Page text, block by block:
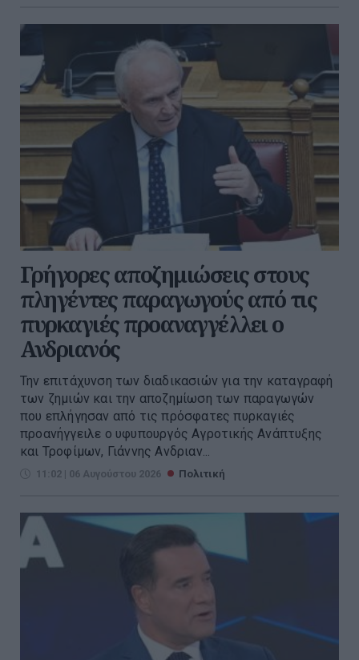
Γρήγορες αποζημιώσεις στους
πληγέντες παραγωγούς από τις
πυρκαγιές προαναγγέλλει ο
Ανδριανός
Την επιτάχυνση των διαδικασιών για την καταγραφή
των ζημιών και την αποζημίωση των παραγωγών
που επλήγησαν από τις πρόσφατες πυρκαγιές
προανήγγειλε ο υφυπουργός Αγροτικής Ανάπτυξης
και Τροφίμων, Γιάννης Ανδριαν...
11:02 | 06 Αυγούστου 2026 Πολιτική